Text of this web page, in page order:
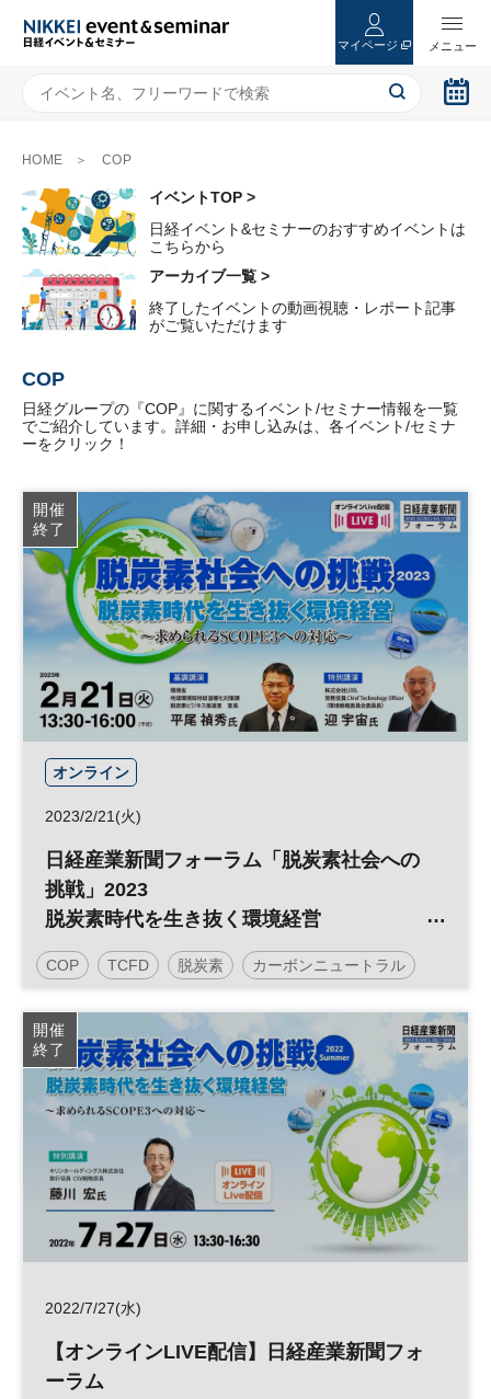
マイページ
HOME COP
イベントTOP >
日経イベント&セミナーのおすすめイベントは
こちらから
アーカイブ一覧 >
終了したイベントの動画視聴・レポート記事
がご覧いただけます
COP
日経グループの『COP』に関するイベント/セミナー情報を一覧
でご紹介しています。詳細・お申し込みは、各イベント/セミナ
ーをクリック！
開催
終了
オンライン
2023/2/21(火)
日経産業新聞フォーラム「脱炭素社会への
挑戦」2023
脱炭素時代を生き抜く環境経営
～求められるSCOPE３への対応～【オン
ラインLive配信】
COP TCFD 脱炭素 カーボンニュートラル
エネルギー ESG SDGs 太陽光発電 RE100
参加無料 日経産業新聞フォーラム
開催
終了
2022/7/27(水)
【オンラインLIVE配信】日経産業新聞フォ
ーラム